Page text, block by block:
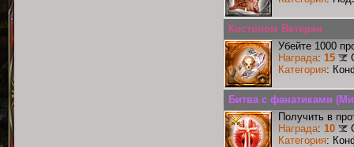
Костолом Ветеран
Убейте 1000
Награда: 15
Категория:
Битва с фанатиками
Получить в
Награда: 10
Категория: